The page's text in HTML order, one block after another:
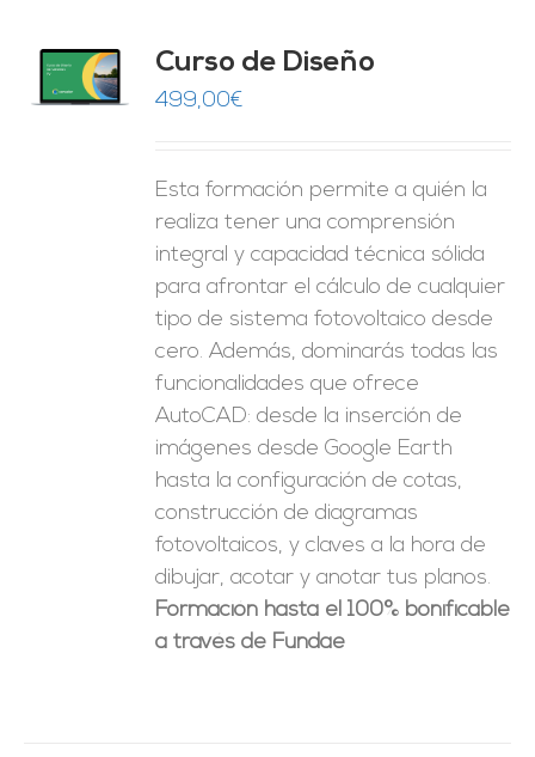
Curso de Diseño
499,00€
Esta formación permite a quién la
realiza tener una comprensión
integral y capacidad técnica sólida
para afrontar el cálculo de cualquier
tipo de sistema fotovoltaico desde
cero. Además, dominarás todas las
funcionalidades que ofrece
AutoCAD: desde la inserción de
imágenes desde Google Earth
hasta la configuración de cotas,
construcción de diagramas
fotovoltaicos, y claves a la hora de
dibujar, acotar y anotar tus planos.
Formación hasta el 100% bonificable
a través de Fundae